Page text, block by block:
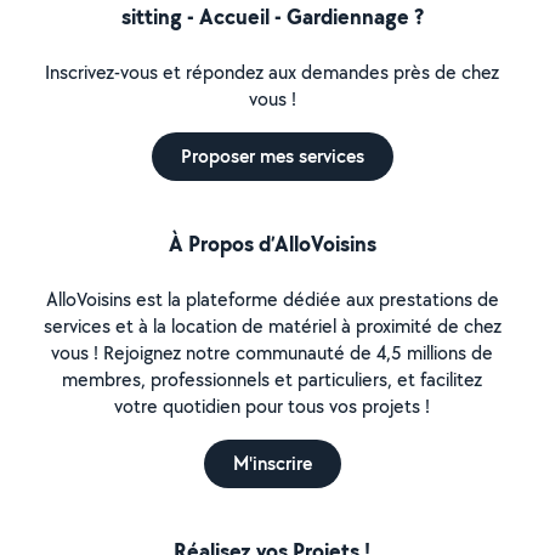
sitting - Accueil - Gardiennage ?
Inscrivez-vous et répondez aux demandes près de chez
vous !
Proposer mes services
À Propos d’AlloVoisins
AlloVoisins est la plateforme dédiée aux prestations de
services et à la location de matériel à proximité de chez
vous ! Rejoignez notre communauté de 4,5 millions de
membres, professionnels et particuliers, et facilitez
votre quotidien pour tous vos projets !
M'inscrire